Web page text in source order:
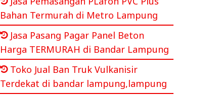
Bahan Termurah di Metro Lampung
Jasa Pasang Pagar Panel Beton
Harga TERMURAH di Bandar Lampung
Toko Jual Ban Truk Vulkanisir
Terdekat di bandar lampung,lampung